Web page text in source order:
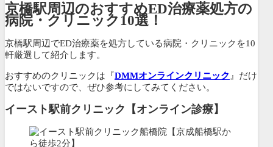
京橋駅周辺のおすすめED治療薬処方の
病院・クリニック10選！
京橋駅周辺でED治療薬を処方している病院・クリニックを10
軒厳選して紹介します。
おすすめのクリニックは『DMMオンラインクリニック 』だけ
ではないですので、ぜひ参考にしてみてください。
イースト駅前クリニック【オンライン診療】